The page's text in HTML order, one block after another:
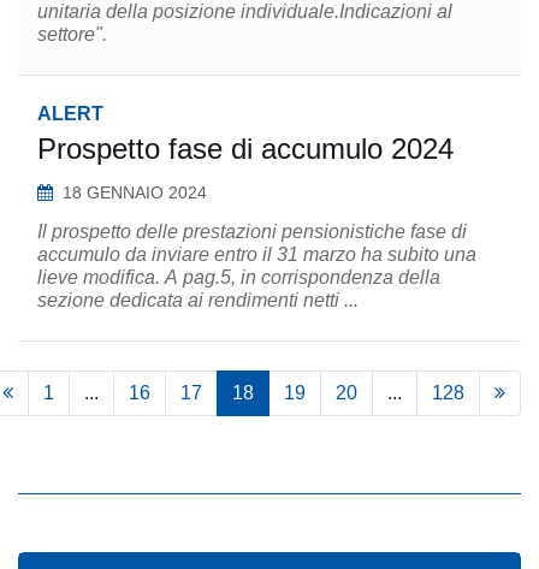
unitaria della posizione individuale.Indicazioni al
settore".
ALERT
Prospetto fase di accumulo 2024
18 GENNAIO 2024
Il prospetto delle prestazioni pensionistiche fase di
accumulo da inviare entro il 31 marzo ha subito una
lieve modifica. A pag.5, in corrispondenza della
sezione dedicata ai rendimenti netti ...
1 ... 16 17 18 19 20 ... 128